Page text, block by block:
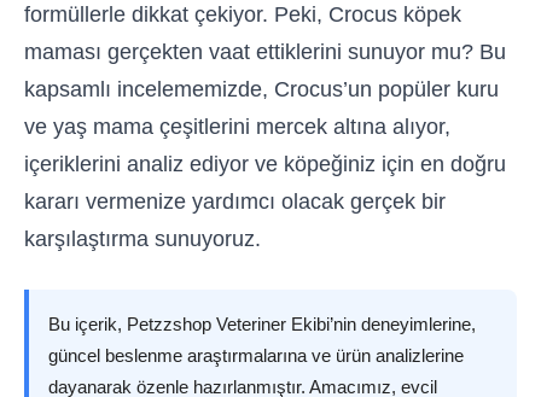
formüllerle dikkat çekiyor. Peki, Crocus köpek
maması gerçekten vaat ettiklerini sunuyor mu? Bu
kapsamlı incelememizde, Crocus’un popüler kuru
ve yaş mama çeşitlerini mercek altına alıyor,
içeriklerini analiz ediyor ve köpeğiniz için en doğru
kararı vermenize yardımcı olacak gerçek bir
karşılaştırma sunuyoruz.
Bu içerik, Petzzshop Veteriner Ekibi’nin deneyimlerine,
güncel beslenme araştırmalarına ve ürün analizlerine
dayanarak özenle hazırlanmıştır. Amacımız, evcil